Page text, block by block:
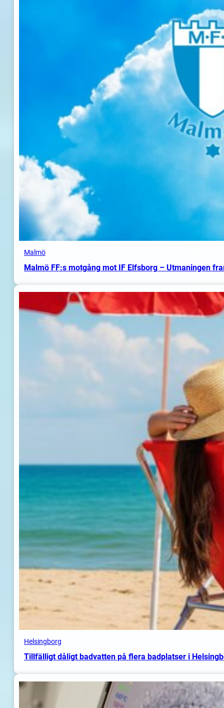
Malmö
Malmö FF:s motgång mot IF Elfsborg – Utmaningen
Helsingborg
Tillfälligt dåligt badvatten på flera badplatser i